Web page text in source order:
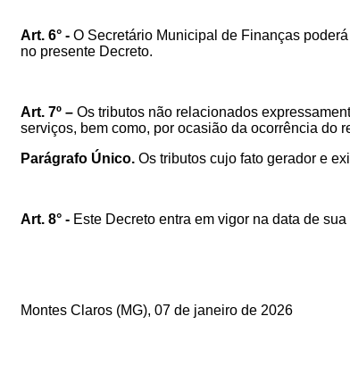
Art. 6° - O Secretário Municipal de Finanças
no presente Decreto.
Art. 7º – Os tributos não relacionados
serviços, bem como, por ocasião da ocorrência do
Parágrafo Único. Os tributos cujo fato gerador e
Art. 8° - Este Decreto entra em vigor na data de
Montes Claros (MG), 07 de janeiro de 2026